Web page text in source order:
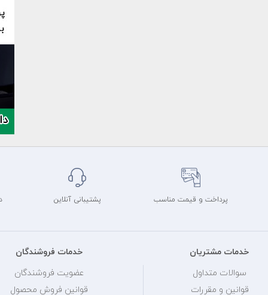
پرداخت و قیمت مناسب پشتیبانی آنلاین
خدمات مشتریان
سوالات متداول
قوانین و مقررات
خدمات فروشندگان
عضویت فروشندگان
قوانین فروش محصول